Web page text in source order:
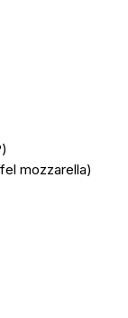
mozzarella)